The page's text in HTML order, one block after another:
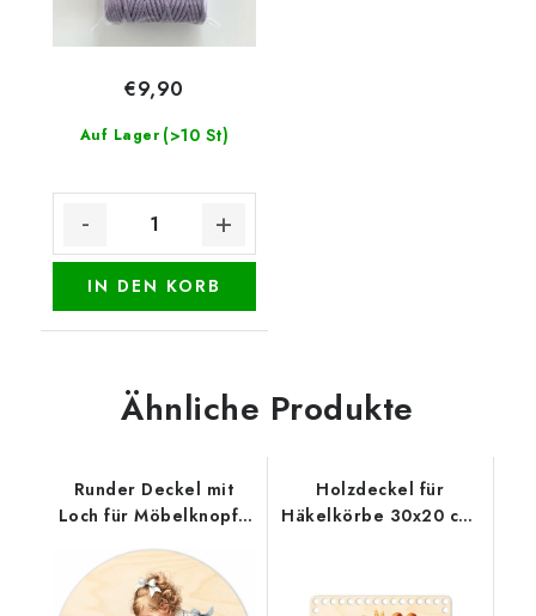
Auf Lager (>10 St)
€9,90
IN DEN KORB
Ähnliche Produkte
Runder Deckel mit
Loch für Möbelknopf -
Holzdeckel für
Häkelkörbe 30x20 cm,